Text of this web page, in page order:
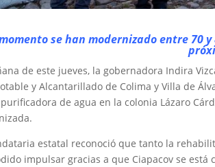
se han modernizado entre 70
de este jueves, la gobernadora Indira
y Alcantarillado de Colima y Villa de
de agua en la colonia Lázaro
estatal reconoció que tanto la
impulsar gracias a que Ciapacov se